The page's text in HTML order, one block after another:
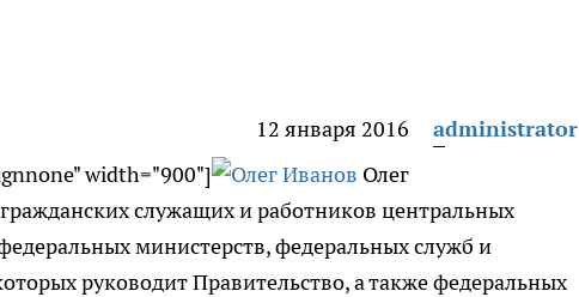
12 января 2016
administrator
width="900"]
Олег
служащих и работников центральных
министерств, федеральных служб и
руководит Правительство, а также федеральных